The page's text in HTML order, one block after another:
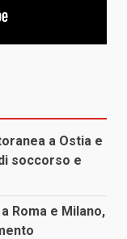
a Ostia e
soccorso e
Roma e Milano,